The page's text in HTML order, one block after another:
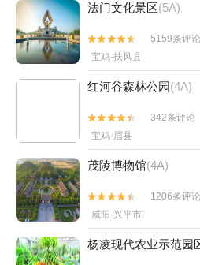
法门文化景区(5A)


5159条评论
宝鸡·扶风县
红河谷森林公园(4A)


342条评论
宝鸡·眉县
茂陵博物馆(4A)


1206条评论
咸阳·兴平市
杨凌现代农业示范园